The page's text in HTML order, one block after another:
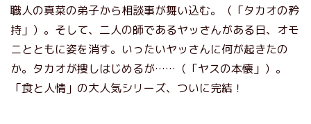
職人の真菜の弟子から相談事が舞い込む。（「タカオの矜
持」）。そして、二人の師であるヤッさんがある日、オモ
ニとともに姿を消す。いったいヤッさんに何が起きたの
か。タカオが捜しはじめるが……（「ヤスの本懐」）。
「食と人情」の大人気シリーズ、ついに完結！